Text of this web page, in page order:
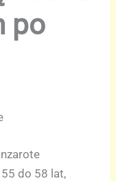
po
do 58 lat,